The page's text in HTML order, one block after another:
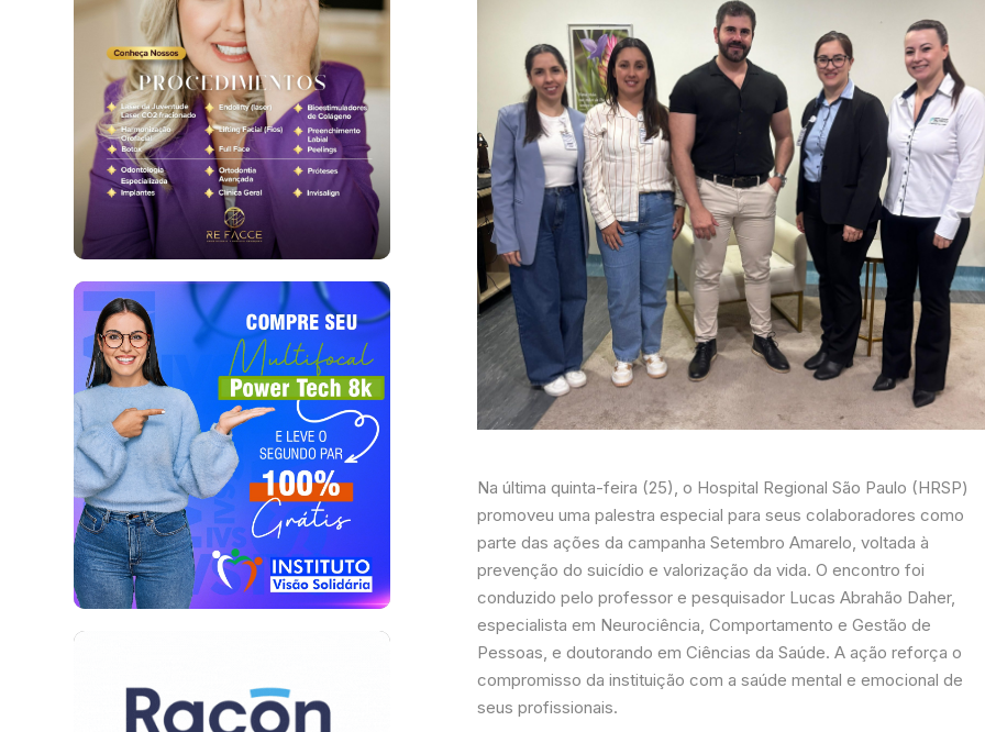
Na última quinta-feira (25), o Hospital Regional São Paulo (HRSP)
promoveu uma palestra especial para seus colaboradores como
parte das ações da campanha Setembro Amarelo, voltada à
prevenção do suicídio e valorização da vida. O encontro foi
conduzido pelo professor e pesquisador Lucas Abrahão Daher,
especialista em Neurociência, Comportamento e Gestão de
Pessoas, e doutorando em Ciências da Saúde. A ação reforça o
compromisso da instituição com a saúde mental e emocional de
seus profissionais.